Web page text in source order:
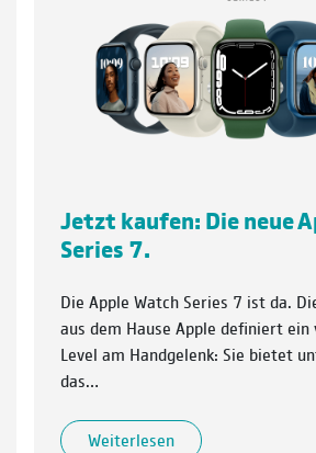
Jetzt kaufen: Die neue
Series 7.
Die Apple Watch Series 7 ist da.
aus dem Hause Apple definiert ein
Level am Handgelenk: Sie bietet
das…
Weiterlesen